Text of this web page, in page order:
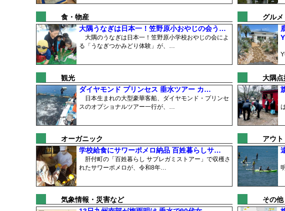
食・物産
大隅うなぎは日本一！笠野原小おやじの会う…
大隅のうなぎは日本一！笠野原小学校おやじの会によ
る「うなぎつかみどり体験」が、…
グルメ
観光
ダイヤモンド プリンセス 垂水ツアー カ…
日本生まれの大型豪華客船、ダイヤモンド・プリンセ
スのオプショナルツアー一行が、…
大隅点
オーガニック
学校給食にサワーポメロ納品 百姓暮らしサ…
肝付町の「百姓暮らし サブレガミストアー」で収穫さ
れたサワーポメロが、令和8年…
アウ
気象情報・災害など
その他